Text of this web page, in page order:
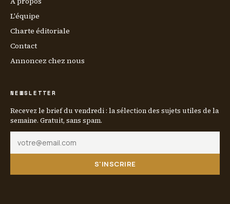
L'équipe
Charte éditoriale
Contact
Annoncez chez nous
NEWSLETTER
Recevez le brief du vendredi : la sélection des sujets utiles de la
semaine. Gratuit, sans spam.
S'INSCRIRE